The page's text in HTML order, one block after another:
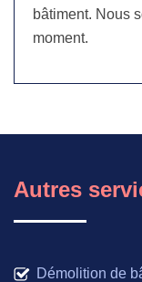
bâtiment. Nous
moment.
Autres
Démolition de